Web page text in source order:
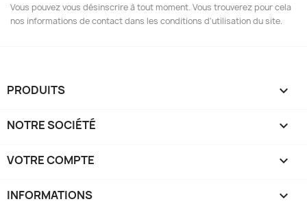
Vous pouvez vous désinscrire à tout moment. Vous trouverez pour cela
nos informations de contact dans les conditions d'utilisation du site.
PRODUITS 
NOTRE SOCIÉTÉ 
VOTRE COMPTE 
INFORMATIONS keyboard_arrow_down